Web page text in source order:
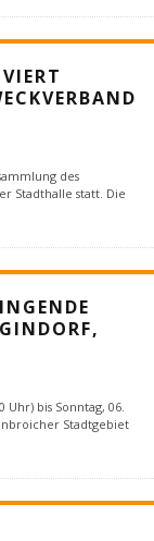
des
Stadthalle statt. Die
Uhr) bis Sonntag, 06.
Stadtgebiet